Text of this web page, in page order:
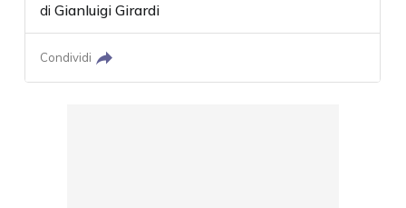
diGianluigi Girardi
Condividi